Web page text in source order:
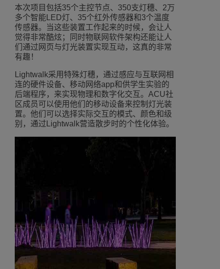
本次项目包括35个主控节点、350支灯穗、2万
多个智能LED灯、35个红外传感器和3个温度
传感器。当这些装置工作起来的时候，会让人
觉得非常酷炫；同时物联网软件架构还能让人
们通过网页与灯光装置实现互动，这真的非常
有趣！
Lightwalk采用特殊灯穗，通过感应与互联网相
连的硬件设备、移动网络app和供学生实验的
后端程序，来实现物理和数字化交互。ACU社
区成员可以使用他们的移动设备来控制灯光装
置。他们可以选择实际交互的模式、颜色和级
别，通过Lightwalk营造散步时的个性化体验。